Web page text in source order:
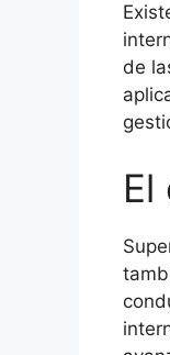
de